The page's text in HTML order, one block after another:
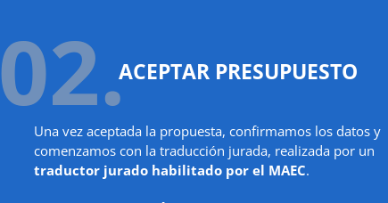
02.ACEPTAR PRESUPUESTO
Una vez aceptada la propuesta, confirmamos los datos y
comenzamos con la traducción jurada, realizada por un
traductor jurado habilitado por el MAEC.